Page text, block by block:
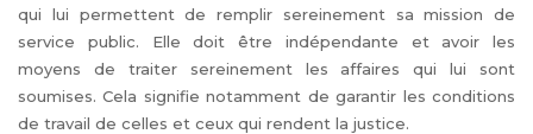
qui lui permettent de remplir sereinement sa mission de
service public. Elle doit être indépendante et avoir les
moyens de traiter sereinement les affaires qui lui sont
soumises. Cela signifie notamment de garantir les conditions
de travail de celles et ceux qui rendent la justice.